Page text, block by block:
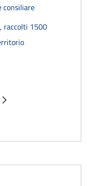
consiliare
raccolti 1500
Pagina successiva